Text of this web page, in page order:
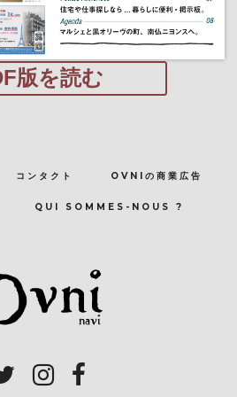
版を読む
コンタクト OVNIの商業広告
QUI SOMMES-NOUS ?